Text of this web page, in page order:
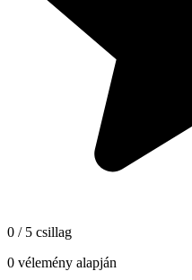
0 / 5 csillag
0 vélemény alapján